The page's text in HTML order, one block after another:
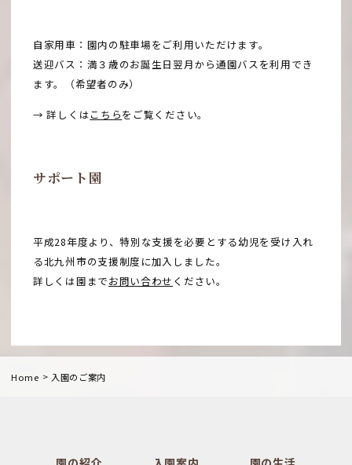
自家用車：園内の駐車場をご利用いただけます。
送迎バス：満３歳のお誕生日翌月から通園バスを利用でき
ます。（希望者のみ）
→ 詳しくはこちらをご覧ください。
サポート園
平成28年度より、特別な支援を必要とする幼児を受け入れ
る北九州市の支援制度に加入しました。
詳しくは園までお問い合わせ ください。
Home > 入園のご案内